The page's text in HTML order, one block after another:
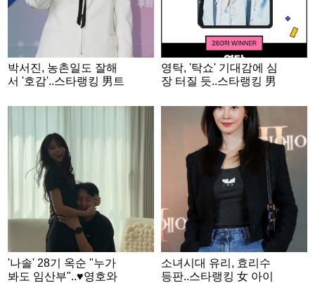
박서진, 농촌일도 잘해
서 '호감'..스타랭킹 男트
영탁, '탁쇼' 기대감에 심
장 터질 듯..스타랭킹 男
'나솔' 28기 옥순 "누가
봐도 임산부"..♥영호와
소녀시대 유리, 효리수
등판..스타랭킹 女 아이